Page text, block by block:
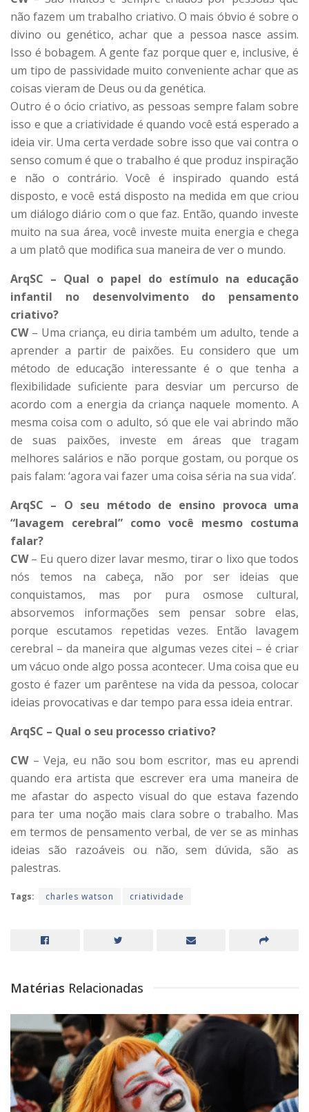
não fazem um trabalho criativo. O mais óbvio é sobre o
divino ou genético, achar que a pessoa nasce assim.
Isso é bobagem. A gente faz porque quer e, inclusive, é
um tipo de passividade muito conveniente achar que as
coisas vieram de Deus ou da genética.
Outro é o ócio criativo, as pessoas sempre falam sobre
isso e que a criatividade é quando você está esperado a
ideia vir. Uma certa verdade sobre isso que vai contra o
senso comum é que o trabalho é que produz inspiração
e não o contrário. Você é inspirado quando está
disposto, e você está disposto na medida em que criou
um diálogo diário com o que faz. Então, quando investe
muito na sua área, você investe muita energia e chega
a um platô que modifica sua maneira de ver o mundo.
ArqSC – Qual o papel do estímulo na educação
infantil no desenvolvimento do pensamento
criativo?
CW– Uma criança, eu diria também um adulto, tende a
aprender a partir de paixões. Eu considero que um
método de educação interessante é o que tenha a
flexibilidade suficiente para desviar um percurso de
acordo com a energia da criança naquele momento. A
mesma coisa com o adulto, só que ele vai abrindo mão
de suas paixões, investe em áreas que tragam
melhores salários e não porque gostam, ou porque os
pais falam: ‘agora vai fazer uma coisa séria na sua vida’.
ArqSC – O seu método de ensino provoca uma
“lavagem cerebral” como você mesmo costuma
falar?
CW– Eu quero dizer lavar mesmo, tirar o lixo que todos
nós temos na cabeça, não por ser ideias que
conquistamos, mas por pura osmose cultural,
absorvemos informações sem pensar sobre elas,
porque escutamos repetidas vezes. Então lavagem
cerebral – da maneira que algumas vezes citei – é criar
um vácuo onde algo possa acontecer. Uma coisa que eu
gosto é fazer um parêntese na vida da pessoa, colocar
ideias provocativas e dar tempo para essa ideia entrar.
ArqSC – Qual o seu processo criativo?
CW– Veja, eu não sou bom escritor, mas eu aprendi
quando era artista que escrever era uma maneira de
me afastar do aspecto visual do que estava fazendo
para ter uma noção mais clara sobre o trabalho. Mas
em termos de pensamento verbal, de ver se as minhas
ideias são razoáveis ou não, sem dúvida, são as
palestras.
Tags: charles watson criatividade
Matérias Relacionadas